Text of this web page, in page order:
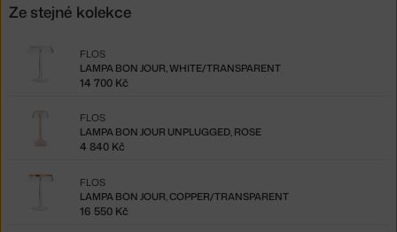
Ze stejné kolekce
LAMPA BON JOUR, WHITE/TRANSPARENT
FLOS
14 700 Kč
LAMPA BON JOUR UNPLUGGED, ROSE
FLOS
4 840 Kč
LAMPA BON JOUR, COPPER/TRANSPARENT
FLOS
16 550 Kč